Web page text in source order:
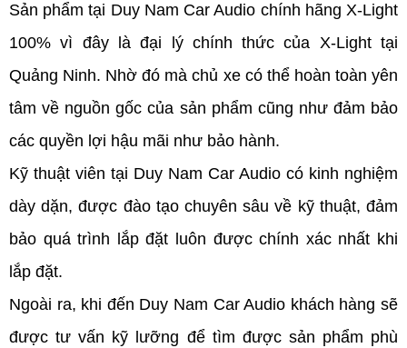
Sản phẩm tại Duy Nam Car Audio chính hãng X-Light
100% vì đây là đại lý chính thức của X-Light tại
Quảng Ninh. Nhờ đó mà chủ xe có thể hoàn toàn yên
tâm về nguồn gốc của sản phẩm cũng như đảm bảo
các quyền lợi hậu mãi như bảo hành.
Kỹ thuật viên tại Duy Nam Car Audio có kinh nghiệm
dày dặn, được đào tạo chuyên sâu về kỹ thuật, đảm
bảo quá trình lắp đặt luôn được chính xác nhất khi
lắp đặt.
Ngoài ra, khi đến Duy Nam Car Audio khách hàng sẽ
được tư vấn kỹ lưỡng để tìm được sản phẩm phù